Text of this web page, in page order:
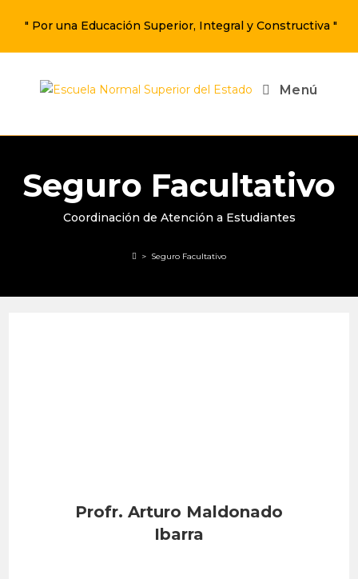
" Por una Educación Superior, Integral y Constructiva "
Menú
Seguro Facultativo
Coordinación de Atención a Estudiantes
> Seguro Facultativo
Profr. Arturo Maldonado
Ibarra